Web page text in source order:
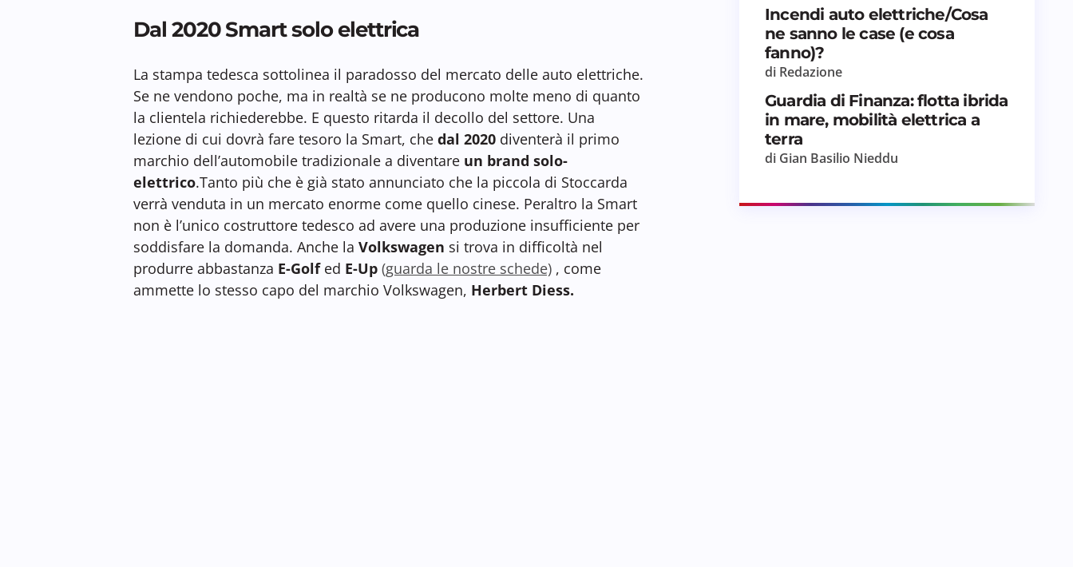
Dal 2020 Smart solo elettrica
La stampa tedesca sottolinea il paradosso del mercato delle auto elettriche.
Se ne vendono poche, ma in realtà se ne producono molte meno di quanto
la clientela richiederebbe. E questo ritarda il decollo del settore. Una
lezione di cui dovrà fare tesoro la Smart, che dal 2020 diventerà il primo
marchio dell’automobile tradizionale a diventare un brand solo-
elettrico.Tanto più che è già stato annunciato che la piccola di Stoccarda
verrà venduta in un mercato enorme come quello cinese. Peraltro la Smart
non è l’unico costruttore tedesco ad avere una produzione insufficiente per
soddisfare la domanda. Anche la Volkswagen si trova in difficoltà nel
produrre abbastanza E-Golfed E-Up (guarda le nostre schede) , come
ammette lo stesso capo del marchio Volkswagen, Herbert Diess.
Incendi auto elettriche/Cosa
ne sanno le case (e cosa
fanno)?
di Redazione
Guardia di Finanza: flotta ibrida
in mare, mobilità elettrica a
terra
di Gian Basilio Nieddu